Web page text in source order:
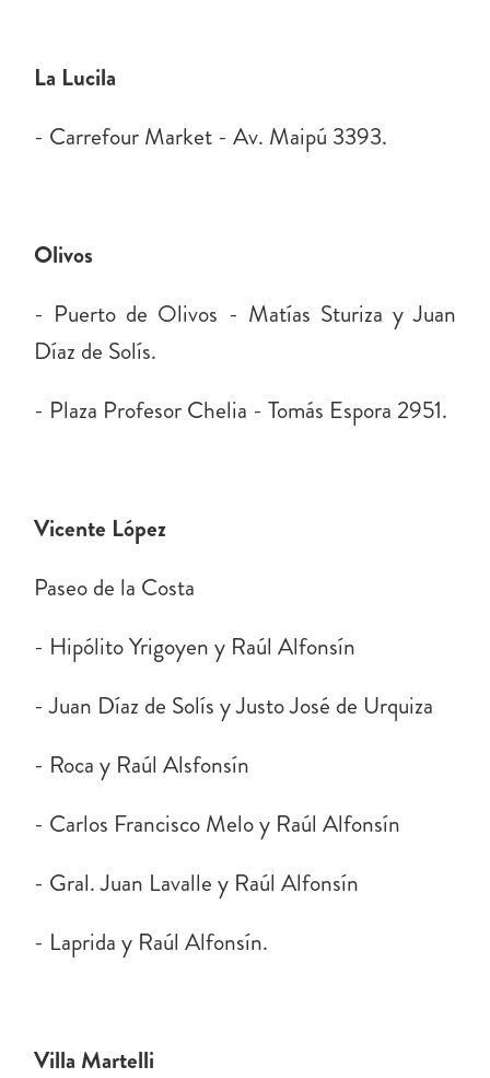
La Lucila
- Carrefour Market - Av. Maipú 3393.
Olivos
- Puerto de Olivos - Matías Sturiza y Juan
Díaz de Solís.
- Plaza Profesor Chelia - Tomás Espora 2951.
Vicente López
Paseo de la Costa
- Hipólito Yrigoyen y Raúl Alfonsín
- Juan Díaz de Solís y Justo José de Urquiza
- Roca y Raúl Alsfonsín
- Carlos Francisco Melo y Raúl Alfonsín
- Gral. Juan Lavalle y Raúl Alfonsín
- Laprida y Raúl Alfonsín.
Villa Martelli